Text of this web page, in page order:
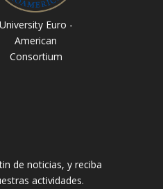
University Euro -
American
Consortium
de noticias, y reciba
actividades.